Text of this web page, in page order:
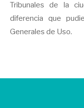
Tribunales de la
diferencia que
Generales de Uso.